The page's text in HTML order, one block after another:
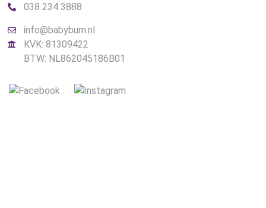
038 234 3888
info@babybum.nl
KVK: 81309422
BTW: NL862045186B01